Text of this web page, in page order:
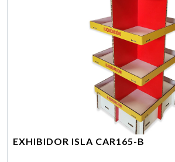
EXHIBIDOR ISLA CAR165-B